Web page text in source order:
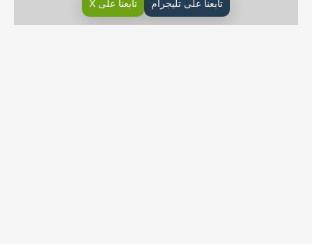
تابعنا على تليجرام تابعنا على X